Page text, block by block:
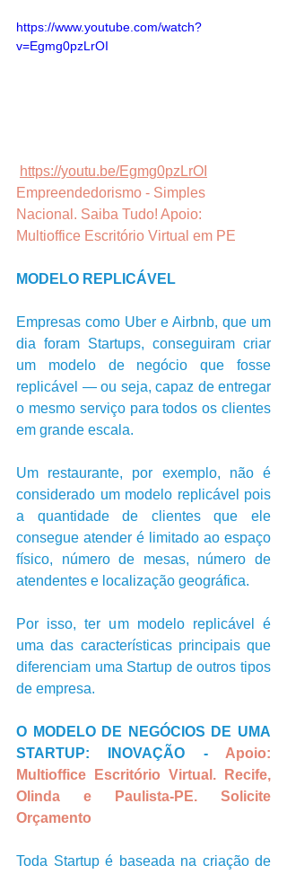
https://www.youtube.com/watch?
v=Egmg0pzLrOI
https://youtu.be/Egmg0pzLrOI
Empreendedorismo - Simples
Nacional. Saiba Tudo! Apoio:
Multioffice Escritório Virtual em PE
MODELO REPLICÁVEL
Empresas como Uber e Airbnb, que um
dia foram Startups, conseguiram criar
um modelo de negócio que fosse
replicável — ou seja, capaz de entregar
o mesmo serviço para todos os clientes
em grande escala.
Um restaurante, por exemplo, não é
considerado um modelo replicável pois
a quantidade de clientes que ele
consegue atender é limitado ao espaço
físico, número de mesas, número de
atendentes e localização geográfica.
Por isso, ter um modelo replicável é
uma das características principais que
diferenciam uma Startup de outros tipos
de empresa.
O MODELO DE NEGÓCIOS DE UMA
STARTUP: INOVAÇÃO - Apoio:
Multioffice Escritório Virtual. Recife,
Olinda e Paulista-PE. Solicite
Orçamento
Toda Startup é baseada na criação de